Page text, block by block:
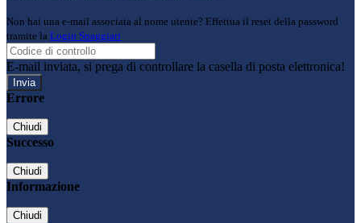
Non hai una e-mail associata al nome utente? Effettua il reset della password
tramite la Login Spaggiari
E-mail inviata, si prega di controllare la casella di posta elettronica!
Errore
Chiudi
Successo
Chiudi
Informazione
Chiudi